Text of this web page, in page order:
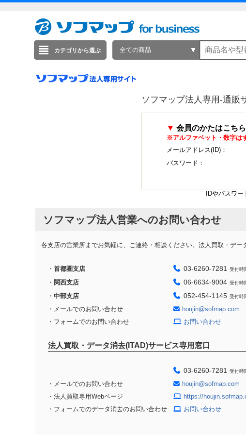
カテゴリから選ぶ 全ての商品
ソフマップ法人専用-通販
▼ 会員のかたはこち
※アルファベット・数字は
メールアドレス(ID)：
パスワード：
IDやパスワー
ソフマップ法人営業へのお問い合わせ
各支店の営業所までお気軽に、ご連絡・相談ください。法人買取・デー
・ 首都圏支店 03-6260-7281 受付時
・ 関西支店 06-6634-9004 受付時
・ 中部支店 052-454-1145 受付時
・メールでのお問い合わせ
houjin@sofmap.com
・フォームでのお問い合わせ
お問い合わせ
法人買取・データ消去(ITAD)サービス専用窓口
03-6260-7281 受付時
・メールでのお問い合わせ
houjin@sofmap.com
・法人買取専用Webページ
https://
・フォームでのデータ消去のお問い合わせ
お問い合わせ